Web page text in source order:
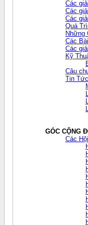
Các
Các
Các
Quá
Những
Các
Các
Kỹ
Câu
Tin
GÓC CỘNG
Các